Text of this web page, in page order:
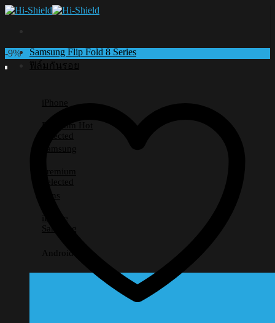
Skip
Samsung Flip Fold 8 Series
ฟิล์มกันรอย
iPhone
Premium
Selected
Samsung
Premium
Selected
Lens
iPhone
Samsung
Android อื่นๆ
-9%